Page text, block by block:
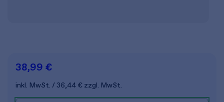
38,99 €
inkl. MwSt. 36,44 € zzgl. MwSt.